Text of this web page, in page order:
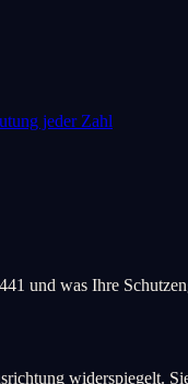
jeder Zahl
und was Ihre
widerspiegelt.